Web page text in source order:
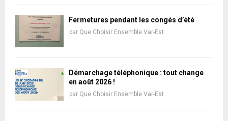
Fermetures pendant les congés d’été
par Que Choisir Ensemble Var-Est
Démarchage téléphonique : tout change
en août 2026 !
par Que Choisir Ensemble Var-Est